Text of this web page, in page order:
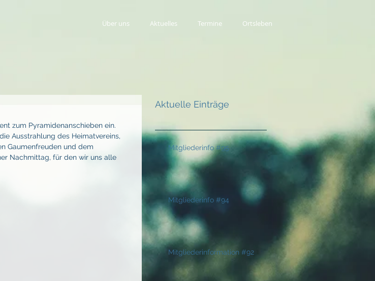
Über uns Aktuelles Termine Ortsleben
zum Pyramidenanschieben ein.
Ausstrahlung des Heimatvereins,
Gaumenfreuden und dem
Nachmittag, für den wir uns alle
Aktuelle Einträge
Mitgliederinfo #95
Mitgliederinfo #94
Mitgliederinformation #92